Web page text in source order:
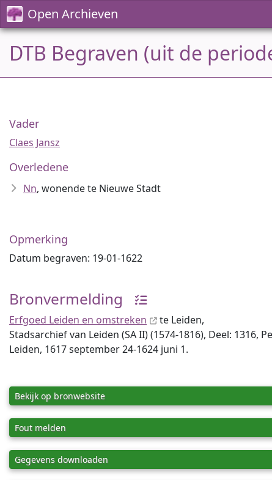
Open Archieven
DTB Begraven (uit de
Vader
Claes Jansz
Overledene
Nn, wonende te Nieuwe Stadt
Opmerking
Datum begraven: 19-01-1622
Bronvermelding
Erfgoed Leiden en omstreken
te Leiden,
Stadsarchief van Leiden (SA II) (1574-1816), Deel: 1316,
Leiden, 1617 september 24-1624 juni 1.
Bekijk op bronwebsite
Fout melden
Gegevens downloaden